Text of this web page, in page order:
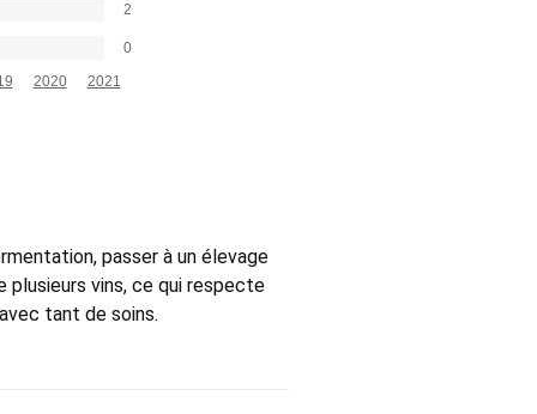
2
0
2020
2021
passer à un élevage
plusieurs vins, ce qui respecte
tant de soins.